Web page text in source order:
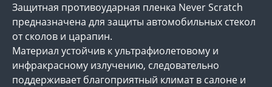
Защитная противоударная пленка Never Scratch
предназначена для защиты автомобильных стекол
от сколов и царапин.
Материал устойчив к ультрафиолетовому и
инфракрасному излучению, следовательно
поддерживает благоприятный климат в салоне и